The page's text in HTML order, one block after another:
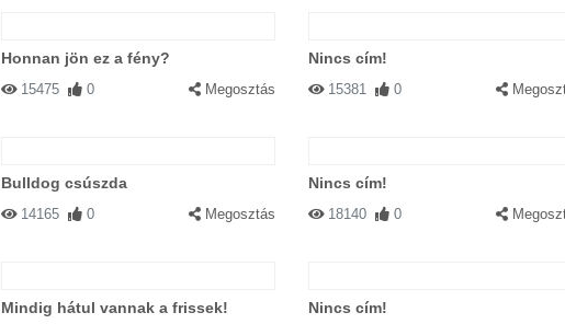
Honnan jön ez a fény?
15475 0 Megosztás
Nincs cím!
15381 0
Bulldog csúszda
14165 0 Megosztás
Nincs cím!
18140 0
Mindig hátul vannak a frissek! Nincs cím!